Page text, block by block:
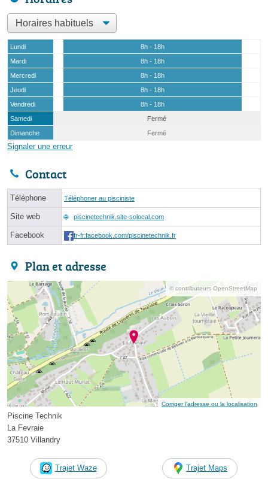
Lundi
8h - 18h
Mardi
8h - 18h
Mercredi
8h - 18h
Jeudi
8h - 18h
Vendredi
8h - 18h
Samedi
Fermé
Dimanche
Fermé
Signaler une erreur
Contact
Téléphone Téléphoner au pisciniste
Site web piscinetechnik.site-solocal.com
Facebook fr-fr.facebook.com/piscinetechnik.fr
Plan et adresse
© contributeurs OpenStreetMap
Corriger l’adresse ou la localisation
Piscine Technik
La Fevraie
37510 Villandry
Trajet Waze Trajet Maps